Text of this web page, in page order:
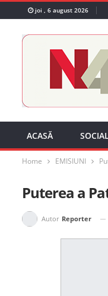
joi , 6 august 2026
ACASĂ
Home EMISIUNI
Puterea a
Autor Reporter